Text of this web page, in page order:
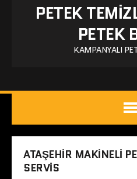
PETEK
PETEK
KAMPANYALI
ATAŞEHIR MAKINELI
SERVIS